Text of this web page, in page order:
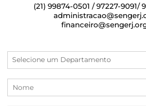
(21) 99874-0501 / 97227-9091/